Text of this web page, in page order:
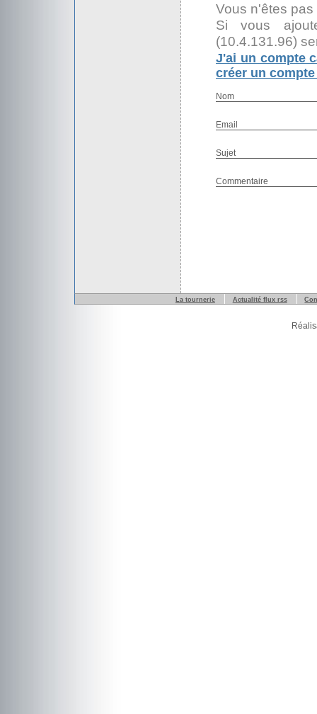
Vous n'êtes
Si vous
(10.4.131.96)
J'ai un compte
créer un
Nom
Email
Sujet
Commentaire
La tournerie Actualité flux rss